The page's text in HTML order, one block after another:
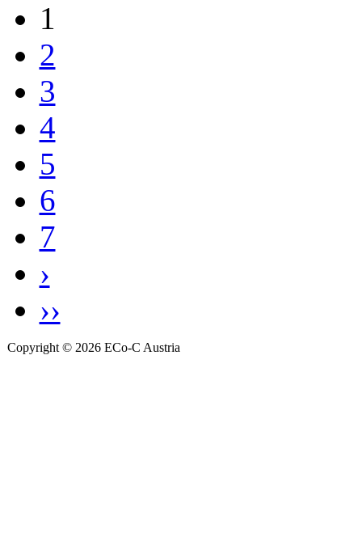
1
2
3
4
5
6
7
›
››
Copyright © 2026 ECo-C Austria